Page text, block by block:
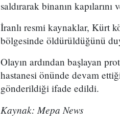
saldırarak binanın
İranlı resmi kaynaklar, Kürt
bölgesinde öldürüldüğünü
Olayın ardından başlayan
hastanesi önünde devam
gönderildiği ifade edildi.
Kaynak: Mepa News